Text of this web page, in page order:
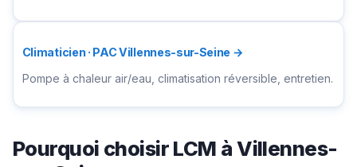
Climaticien · PAC Villennes-sur-Seine →
Pompe à chaleur air/eau, climatisation réversible, entretien.
Pourquoi choisir LCM à Villennes-